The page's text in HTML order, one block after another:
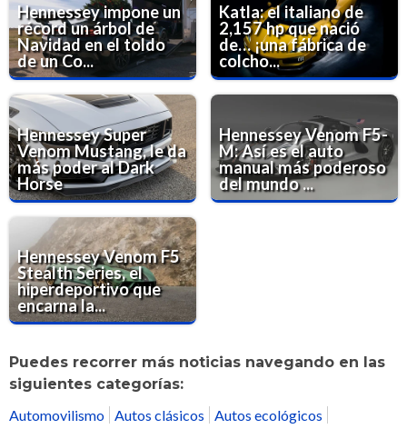
Hennessey impone un
récord un árbol de
Navidad en el toldo
de un Co...
Katla: el italiano de
2,157 hp que nació
de… ¡una fábrica de
colcho...
Hennessey Super
Venom Mustang, le da
más poder al Dark
Horse
Hennessey Venom F5-
M: Así es el auto
manual más poderoso
del mundo ...
Hennessey Venom F5
Stealth Series, el
hiperdeportivo que
encarna la...
Puedes recorrer más noticias navegando en las
siguientes categorías:
Automovilismo
Autos clásicos
Autos ecológicos